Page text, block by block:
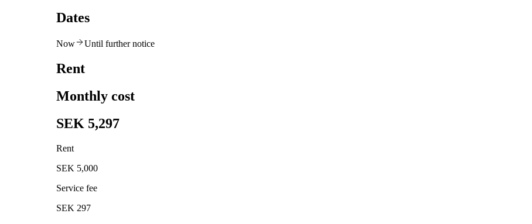
Dates
Now Until further notice
Rent
Monthly cost
SEK 5,297
Rent
SEK 5,000
Service fee
SEK 297